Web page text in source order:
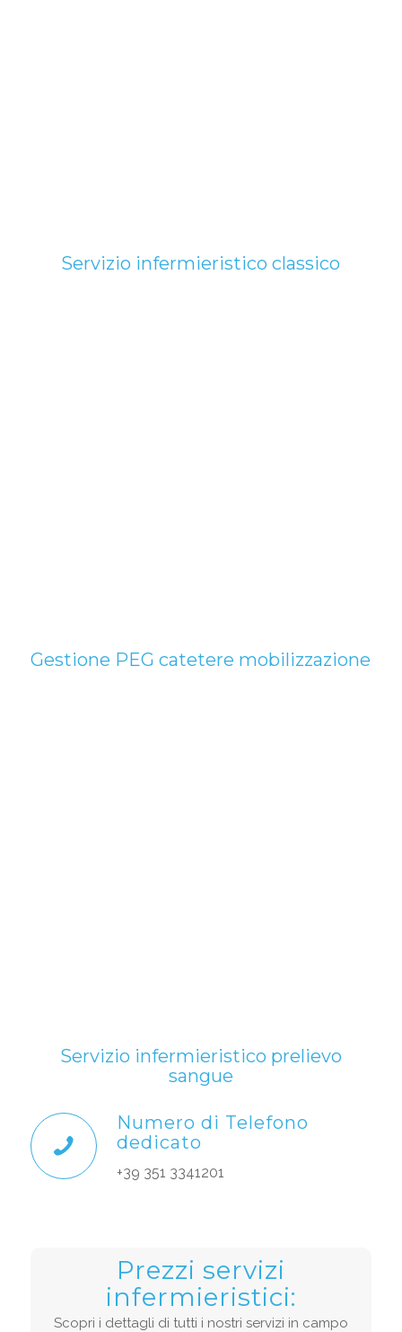
Servizio infermieristico classico
Gestione PEG catetere mobilizzazione
Servizio infermieristico prelievo
sangue
Numero di Telefono
dedicato
+39 351 3341201
Prezzi servizi
infermieristici:
Scopri i dettagli di tutti i nostri servizi in campo